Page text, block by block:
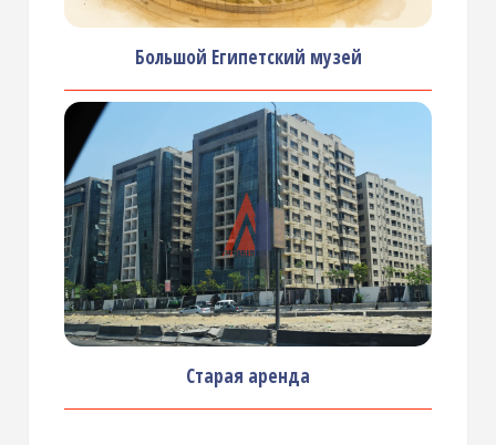
Большой Египетский музей
Старая аренда